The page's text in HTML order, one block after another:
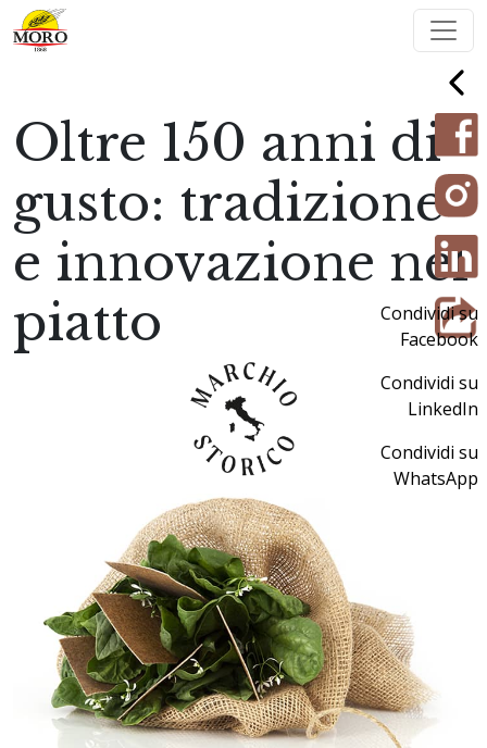
Condividi su
Facebook
Condividi su
LinkedIn
Condividi su
WhatsApp
Oltre 150 anni di
gusto: tradizione
e innovazione nel
piatto